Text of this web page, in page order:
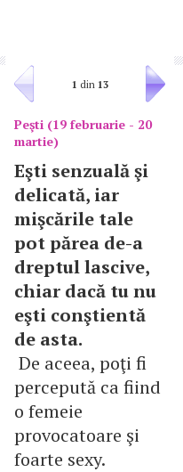
1 din 13
Peşti (19 februarie - 20
martie)
Eşti senzuală şi
delicată, iar
mişcările tale
pot părea de-a
dreptul lascive,
chiar dacă tu nu
eşti conştientă
de asta.
De aceea, poţi fi
percepută ca fiind
o femeie
provocatoare şi
foarte sexy.